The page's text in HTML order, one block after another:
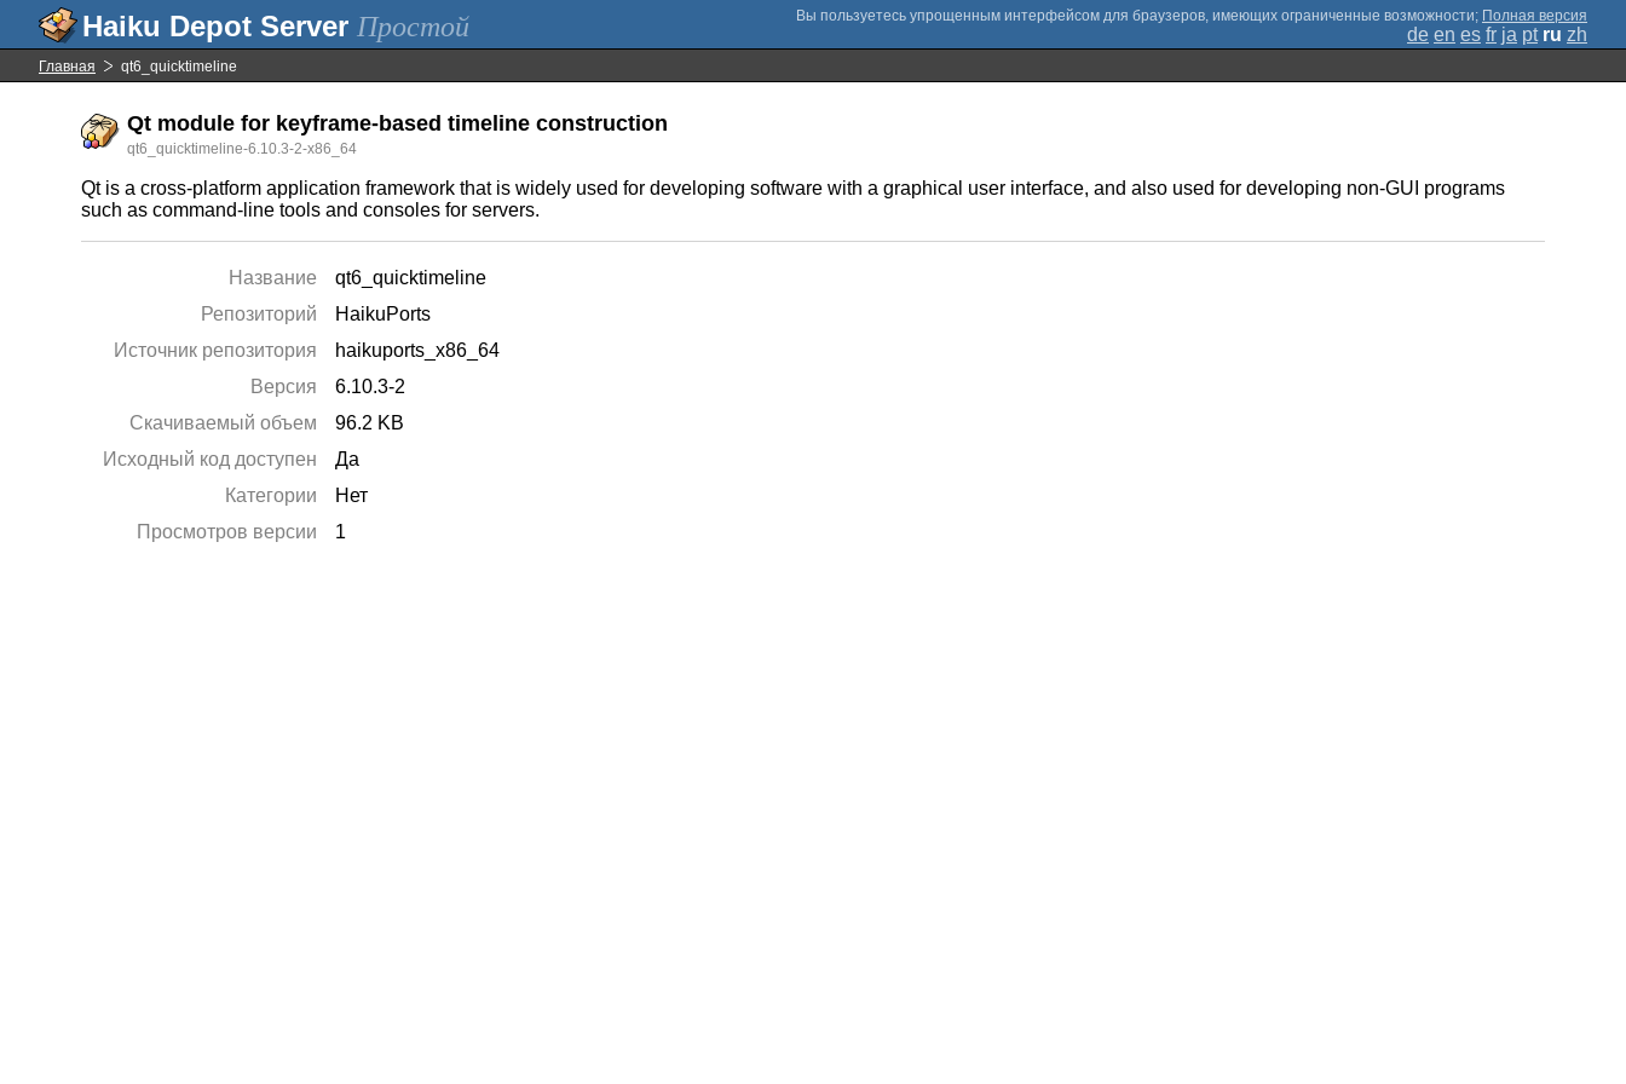
Простой ; Полная версия
de en es fr ja pt ru zh
Главная qt6_quicktimeline
Qt module for keyframe-based timeline construction
qt6_quicktimeline-6.10.3-2-x86_64
Qt is a cross-platform application framework that is widely used for developing software with a graphical user interface, and also used for developing non-GUI programs
such as command-line tools and consoles for servers.
Название
qt6_quicktimeline
Репозиторий
HaikuPorts
Источник репозитория
haikuports_x86_64
Версия
6.10.3-2
Скачиваемый объем
96.2 KB
Исходный код доступен
Да
Категории
Нет
Просмотров версии
1